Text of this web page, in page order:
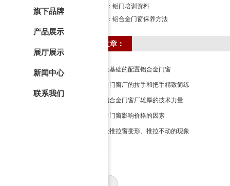
旗下品牌
产品展示
展厅展示
新闻中心
联系我们
上一篇： 铝门培训资料
下一篇： 铝合金门窗保养方法
相关文章：
住宅最基础的配置铝合金门窗
铝合金门窗厂的拉手和把手精致简练
重庆铝合金门窗厂雄厚的技术力量
铝合金门窗影响价格的因素
铝合金推拉窗变形、推拉不动的现象